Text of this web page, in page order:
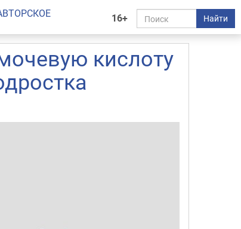
16+ Найти
кислоту